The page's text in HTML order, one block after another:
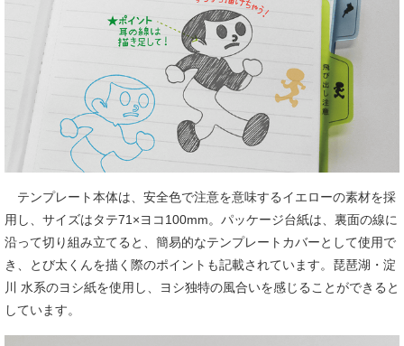
テンプレート本体は、安全色で注意を意味するイエローの素材を採
用し、サイズはタテ71×ヨコ100mm。パッケージ台紙は、裏面の線に
沿って切り組み立てると、簡易的なテンプレートカバーとして使用で
き、とび太くんを描く際のポイントも記載されています。琵琶湖・淀
川 水系のヨシ紙を使用し、ヨシ独特の風合いを感じることができると
しています。